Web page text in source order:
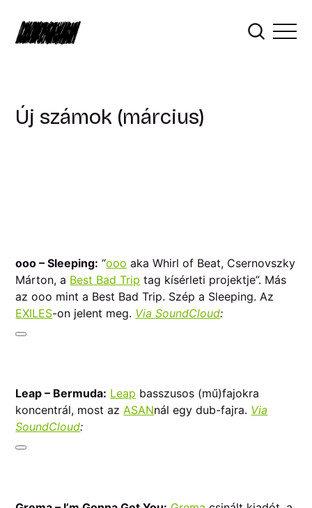
Új számok (március)
ooo – Sleeping: “ooo aka Whirl of Beat, Csernovszky
Márton, a Best Bad Trip tag kísérleti projektje”. Más
az ooo mint a Best Bad Trip. Szép a Sleeping. Az
EXILES-on jelent meg. Via SoundCloud:
Leap – Bermuda: Leap basszusos (mű)fajokra
koncentrál, most azASANnál egy dub-fajra. Via
SoundCloud: